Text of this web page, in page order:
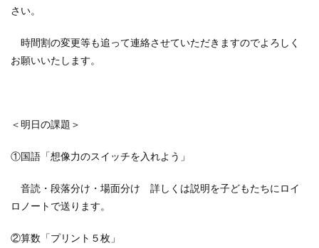
さい。
時間割の変更等も追って連絡させていただきますのでよろしく
お願いいたします。
＜明日の課題＞
①国語「想像力のスイッチを入れよう」
音読・段落分け・場面分け 詳しくは説明を子どもたちにロイ
ロノートで送ります。
②算数「プリント５枚」